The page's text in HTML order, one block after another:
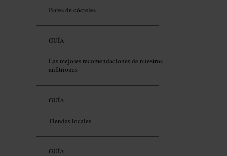
Bares de cócteles
GUÍA
Las mejores recomendaciones de nuestros
anfitriones
GUÍA
Tiendas locales
GUÍA